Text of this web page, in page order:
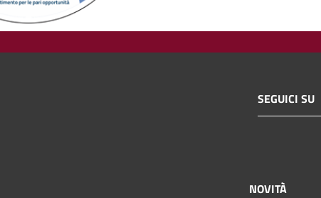
SEGUICI SU
NOVITÀ